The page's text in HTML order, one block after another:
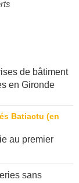
de bâtiment
au premier